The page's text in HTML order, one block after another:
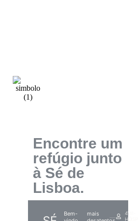
Encontre um
refúgio junto
à Sé de
Lisboa.
Bem-
mais
4WI-
FI